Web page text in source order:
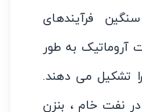
فرآیندهای
آروماتیک به طور
تشکیل می دهند.
نفت خام ، بنزن